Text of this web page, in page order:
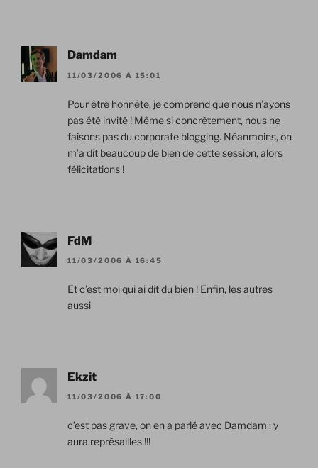
Damdam
11/03/2006 À 15:01
Pour être honnête, je comprend que nous n’ayons
pas été invité ! Même si concrètement, nous ne
faisons pas du corporate blogging. Néanmoins, on
m’a dit beaucoup de bien de cette session, alors
félicitations !
FdM
11/03/2006 À 16:45
Et c’est moi qui ai dit du bien ! Enfin, les autres
aussi
Ekzit
11/03/2006 À 17:00
c’est pas grave, on en a parlé avec Damdam : y
aura représailles !!!